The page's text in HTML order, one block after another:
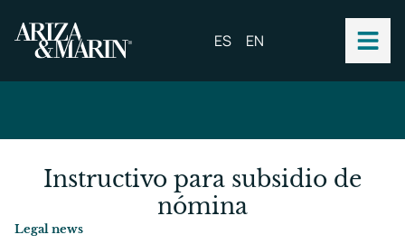
ES EN
Instructivo para subsidio de
nómina
Legal news